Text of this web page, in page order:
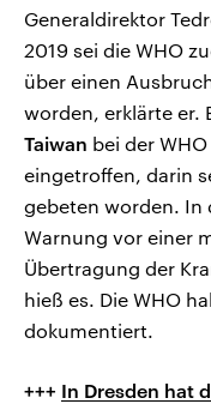
Generaldirektor
2019 sei die WHO
über einen
worden, erklärte er.
Taiwan bei der
eingetroffen, darin
gebeten worden. In
Warnung vor einer
Übertragung der
hieß es. Die WHO
dokumentiert.
+++ In Dresden hat